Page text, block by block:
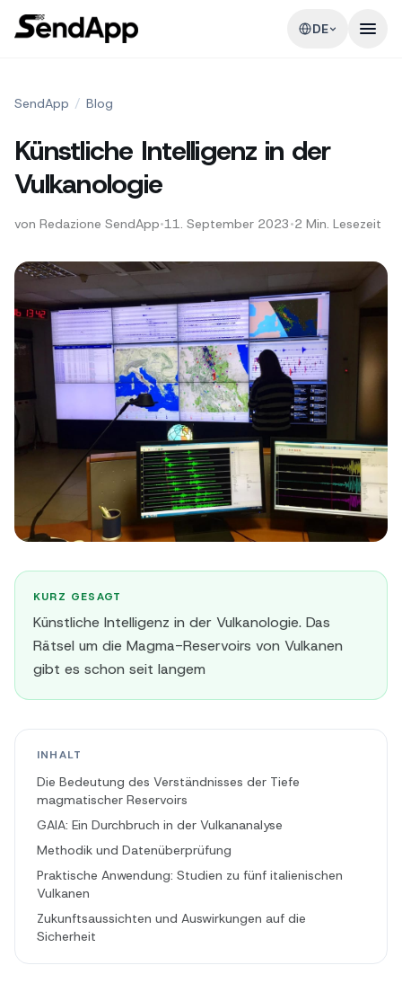
DE
SendApp / Blog
Künstliche Intelligenz in der
Vulkanologie
von Redazione SendApp•11. September 2023•2 Min. Lesezeit
KURZ GESAGT
Künstliche Intelligenz in der Vulkanologie. Das
Rätsel um die Magma-Reservoirs von Vulkanen
gibt es schon seit langem
INHALT
Die Bedeutung des Verständnisses der Tiefe
magmatischer Reservoirs
GAIA: Ein Durchbruch in der Vulkananalyse
Methodik und Datenüberprüfung
Praktische Anwendung: Studien zu fünf italienischen
Vulkanen
Zukunftsaussichten und Auswirkungen auf die
Sicherheit